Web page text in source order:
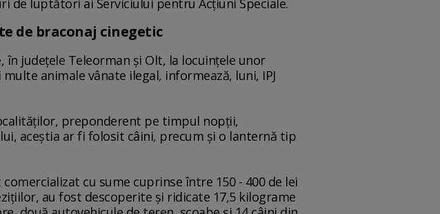
de braconaj cinegetic
judeţele Teleorman şi Olt, la locuinţele unor
animale vânate ilegal, informează, luni, IPJ
preponderent pe timpul nopţii,
aceştia ar fi folosit câini, precum şi o lanternă tip
cu sume cuprinse între 150 - 400 de lei
au fost descoperite şi ridicate 17,5 kilograme